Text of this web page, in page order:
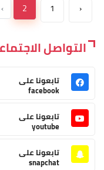
‹
1
2
›
التواصل
تابعونا على
facebook
تابعونا على
youtube
تابعونا على
snapchat